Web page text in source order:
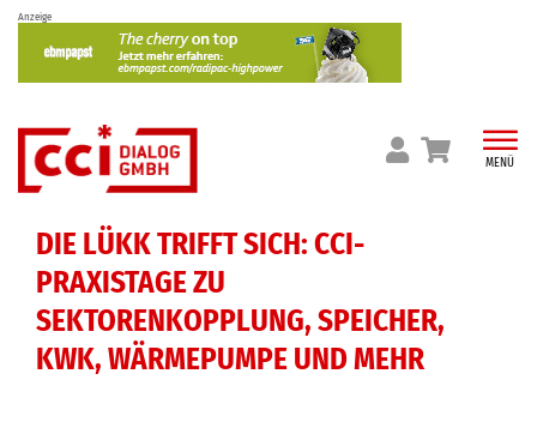
Skip
content
Anzeige
MENÜ
DIE LÜKK TRIFFT SICH: CCI-
PRAXISTAGE ZU
SEKTORENKOPPLUNG, SPEICHER,
KWK, WÄRMEPUMPE UND MEHR